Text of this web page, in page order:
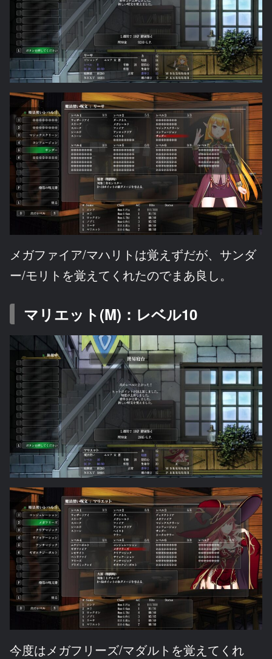
メガファイア/マハリトは覚えずだが、サンダ
ー/モリトを覚えてくれたのでまあ良し。
マリエット(M)：レベル10
今度はメガフリーズ/マダルトを覚えてくれ